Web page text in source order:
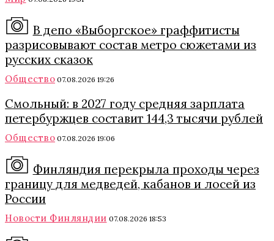
В депо «Выборгское» граффитисты
разрисовывают состав метро сюжетами из
русских сказок
Общество 07.08.2026 19:26
Смольный: в 2027 году средняя зарплата
петербуржцев составит 144,3 тысячи рублей
Общество 07.08.2026 19:06
Финляндия перекрыла проходы через
границу для медведей, кабанов и лосей из
России
Новости Финляндии 07.08.2026 18:53